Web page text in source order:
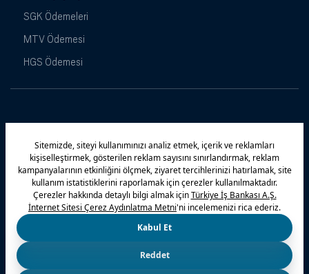
SGK Ödemeleri
MTV Ödemesi
HGS Ödemesi
© 2026 Türkiye İş Bankası A.Ş.
Maximiles Kampanyalar Yasal Uyarı Güvenlik
Gizlilik Politikamız Bilgi Toplumu Hizmetleri
Çerez Politikası Kişisel Verilerin Korunması